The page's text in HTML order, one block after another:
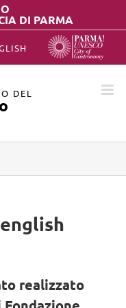
DI PARMA
DEL
realizzato